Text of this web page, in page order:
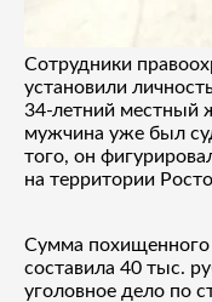
Сотрудники
установили
34-летний местный
мужчина уже был
того, он
на территории
Сумма
составила 40 тыс.
уголовное дело по